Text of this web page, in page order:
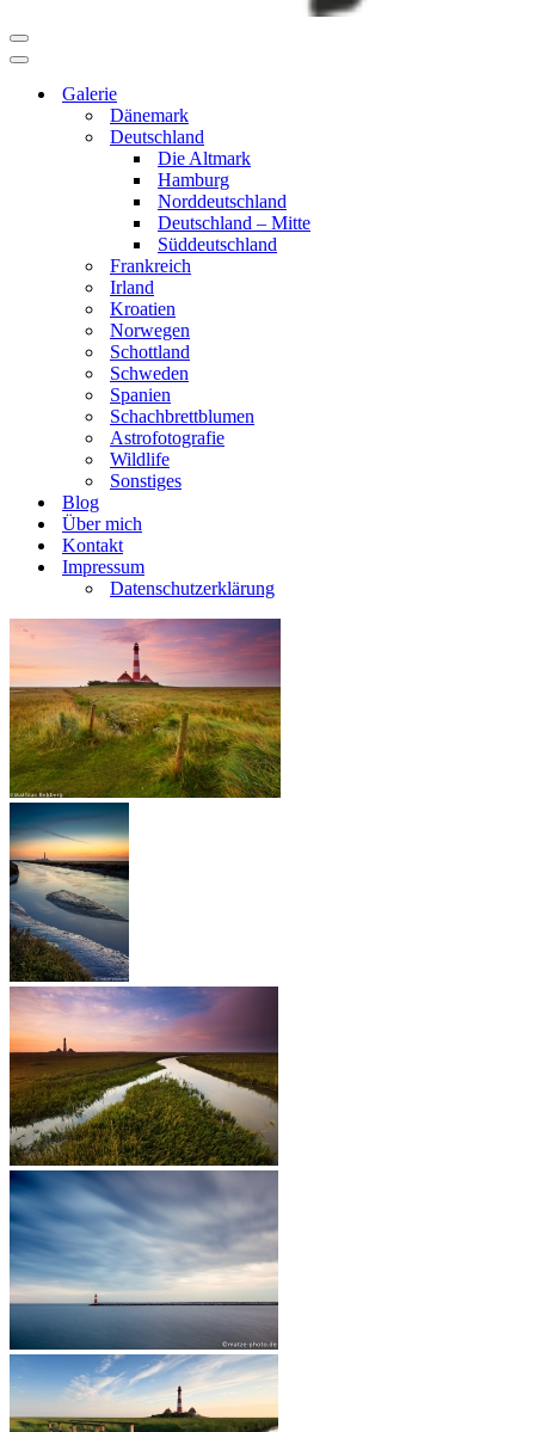
Navigationsmenü
Navigationsmenü
Galerie
Dänemark
Deutschland
Die Altmark
Hamburg
Norddeutschland
Deutschland – Mitte
Süddeutschland
Frankreich
Irland
Kroatien
Norwegen
Schottland
Schweden
Spanien
Schachbrettblumen
Astrofotografie
Wildlife
Sonstiges
Blog
Über mich
Kontakt
Impressum
Datenschutzerklärung